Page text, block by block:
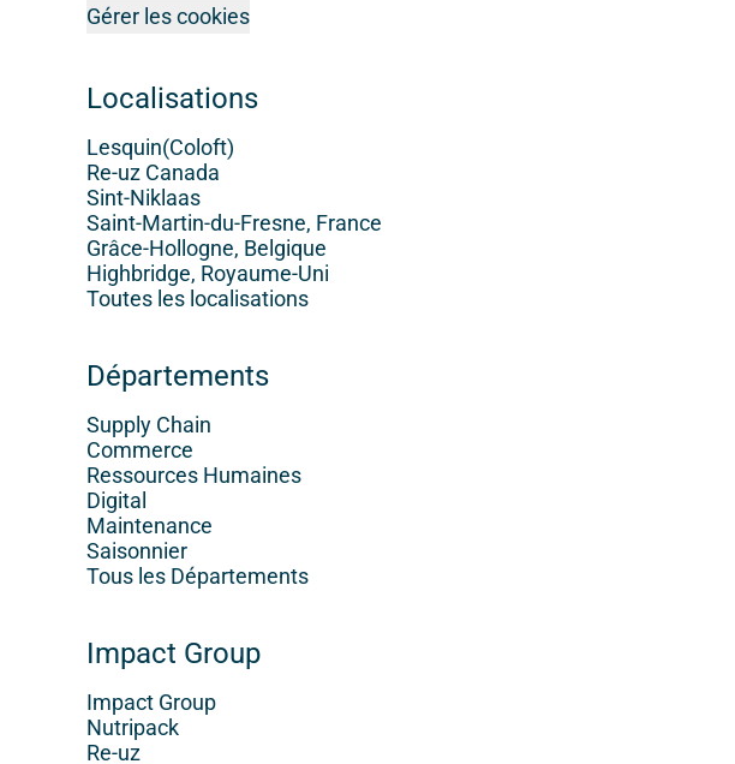
Gérer les cookies
Localisations
Lesquin(Coloft)
Re-uz Canada
Sint-Niklaas
Saint-Martin-du-Fresne, France
Grâce-Hollogne, Belgique
Highbridge, Royaume-Uni
Toutes les localisations
Départements
Supply Chain
Commerce
Ressources Humaines
Digital
Maintenance
Saisonnier
Tous les Départements
Impact Group
Impact Group
Nutripack
Re-uz